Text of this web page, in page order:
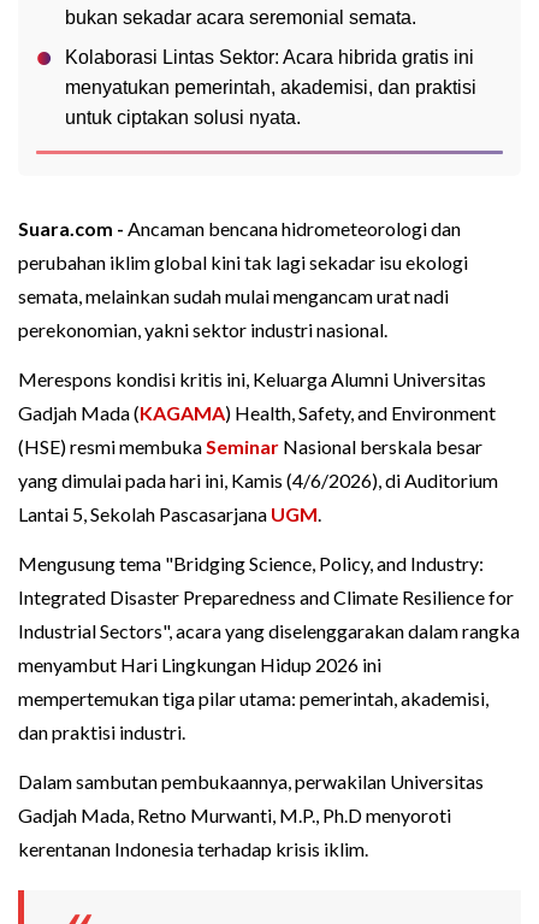
bukan sekadar acara seremonial semata.
Kolaborasi Lintas Sektor: Acara hibrida gratis ini
menyatukan pemerintah, akademisi, dan praktisi
untuk ciptakan solusi nyata.
Suara.com - Ancaman bencana hidrometeorologi dan
perubahan iklim global kini tak lagi sekadar isu ekologi
semata, melainkan sudah mulai mengancam urat nadi
perekonomian, yakni sektor industri nasional.
Merespons kondisi kritis ini, Keluarga Alumni Universitas
Gadjah Mada (KAGAMA) Health, Safety, and Environment
(HSE) resmi membukaSeminar Nasional berskala besar
yang dimulai pada hari ini, Kamis (4/6/2026), di Auditorium
Lantai 5, Sekolah Pascasarjana UGM.
Mengusung tema "Bridging Science, Policy, and Industry:
Integrated Disaster Preparedness and Climate Resilience for
Industrial Sectors", acara yang diselenggarakan dalam rangka
menyambut Hari Lingkungan Hidup 2026 ini
mempertemukan tiga pilar utama: pemerintah, akademisi,
dan praktisi industri.
Dalam sambutan pembukaannya, perwakilan Universitas
Gadjah Mada, Retno Murwanti, M.P., Ph.D menyoroti
kerentanan Indonesia terhadap krisis iklim.